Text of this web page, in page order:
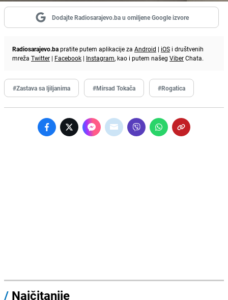
Dodajte Radiosarajevo.ba u omiljene Google izvore
Radiosarajevo.bapratite putem aplikacije za Android | iOS i društvenih
mreža Twitter | Facebook | Instagram, kao i putem našeg ViberChata.
#Zastava sa ljiljanima #Mirsad Tokača #Rogatica
/ Najčitanije